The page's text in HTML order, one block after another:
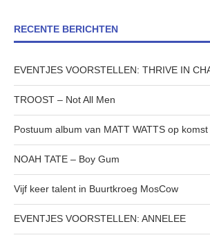
RECENTE BERICHTEN
EVENTJES VOORSTELLEN: THRIVE IN
TROOST – Not All Men
Postuum album van MATT WATTS op komst
NOAH TATE – Boy Gum
Vijf keer talent in Buurtkroeg MosCow
EVENTJES VOORSTELLEN: ANNELEE